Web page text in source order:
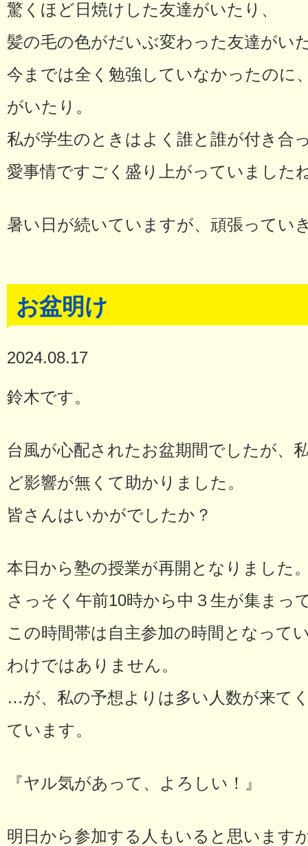
驚くほど日焼けした友達がいたり、
髪の毛の色がだいぶ変わった友達がい
今までは全く勉強していなかったのに
がいたり。
私が学生のときはよく誰と誰が付き合
愛事情ですごく盛り上がっていました
暑い日が続いていますが、頑張ってい
お盆明け
2024.08.17
鈴木です。
台風が心配されたお盆期間でしたが、
ど影響が無くて助かりました。
皆さんはいかがでしたか？
本日から塾の授業が再開となりました
さっそく午前10時から中３生が集まっ
この時間帯は自主参加の時間となって
わけではありません。
…が、私の予想よりは多い人数が来て
ています。
『ヤル気があって、よろしい！』
明日から参加する人もいると思います